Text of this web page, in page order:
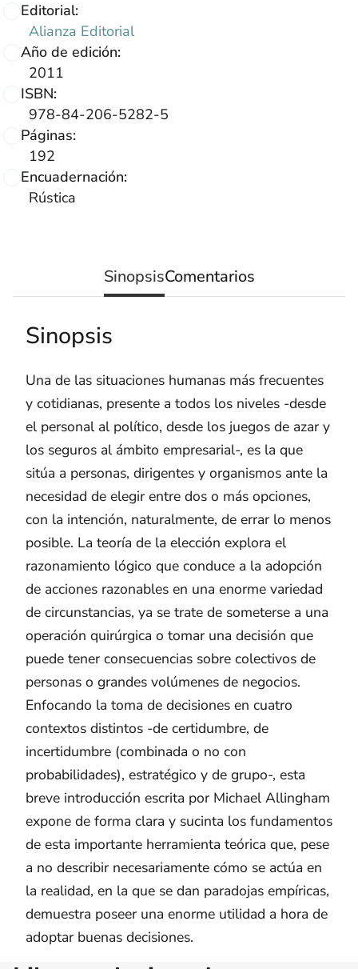
Editorial:
Alianza Editorial
Año de edición:
2011
ISBN:
978-84-206-5282-5
Páginas:
192
Encuadernación:
Rústica
SinopsisComentarios
Sinopsis
Una de las situaciones humanas más frecuentes
y cotidianas, presente a todos los niveles -desde
el personal al político, desde los juegos de azar y
los seguros al ámbito empresarial-, es la que
sitúa a personas, dirigentes y organismos ante la
necesidad de elegir entre dos o más opciones,
con la intención, naturalmente, de errar lo menos
posible. La teoría de la elección explora el
razonamiento lógico que conduce a la adopción
de acciones razonables en una enorme variedad
de circunstancias, ya se trate de someterse a una
operación quirúrgica o tomar una decisión que
puede tener consecuencias sobre colectivos de
personas o grandes volúmenes de negocios.
Enfocando la toma de decisiones en cuatro
contextos distintos -de certidumbre, de
incertidumbre (combinada o no con
probabilidades), estratégico y de grupo-, esta
breve introducción escrita por Michael Allingham
expone de forma clara y sucinta los fundamentos
de esta importante herramienta teórica que, pese
a no describir necesariamente cómo se actúa en
la realidad, en la que se dan paradojas empíricas,
demuestra poseer una enorme utilidad a hora de
adoptar buenas decisiones.